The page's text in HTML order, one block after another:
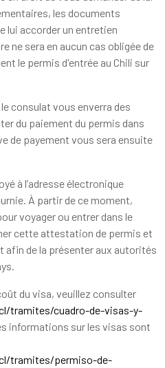
les documents
lui accorder un entretien
ne sera en aucun cas obligée de
le permis d'entrée au Chili sur
consulat vous enverra des
du paiement du permis dans
de payement vous sera ensuite
à l’adresse électronique
À partir de ce moment,
voyager ou entrer dans le
cette attestation de permis et
afin de la présenter aux autorités
du visa, veuillez consulter
tramites/cuadro-de-visas-y-
informations sur les visas sont
tramites/permiso-de-